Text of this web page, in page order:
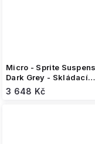
Micro - Sprite
Dark Grey - Skládací
koloběžka
3 648 Kč